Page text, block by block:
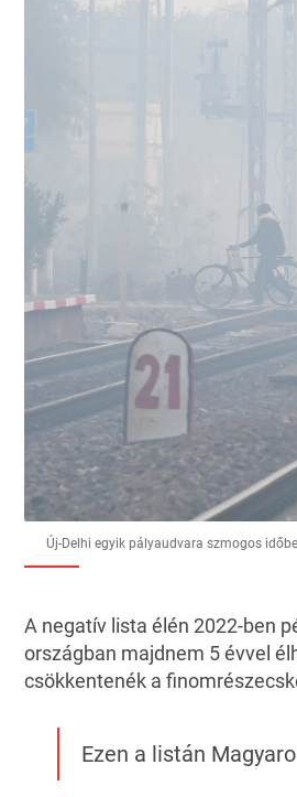
Új-Delhi egyik pályaudvara szmogos
A negatív lista élén 2022-ben
országban majdnem 5 évvel
csökkentenék a
Ezen a listán